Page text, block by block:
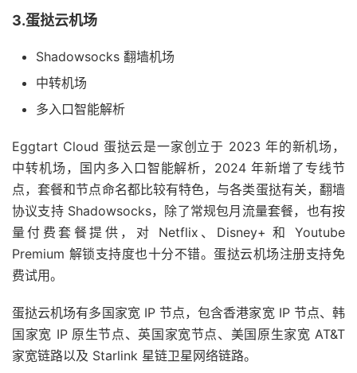
3.蛋挞云机场
Shadowsocks 翻墙机场
中转机场
多入口智能解析
Eggtart Cloud 蛋挞云是一家创立于 2023 年的新机场，
中转机场，国内多入口智能解析，2024 年新增了专线节
点，套餐和节点命名都比较有特色，与各类蛋挞有关，翻墙
协议支持 Shadowsocks，除了常规包月流量套餐，也有按
量付费套餐提供，对 Netflix、Disney+ 和 Youtube
Premium 解锁支持度也十分不错。蛋挞云机场注册支持免
费试用。
蛋挞云机场有多国家宽 IP 节点，包含香港家宽 IP 节点、韩
国家宽 IP 原生节点、英国家宽节点、美国原生家宽 AT&T
家宽链路以及 Starlink 星链卫星网络链路。